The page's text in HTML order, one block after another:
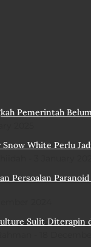
Pemerintah
White Perlu
Persoalan
Sulit Diterapin